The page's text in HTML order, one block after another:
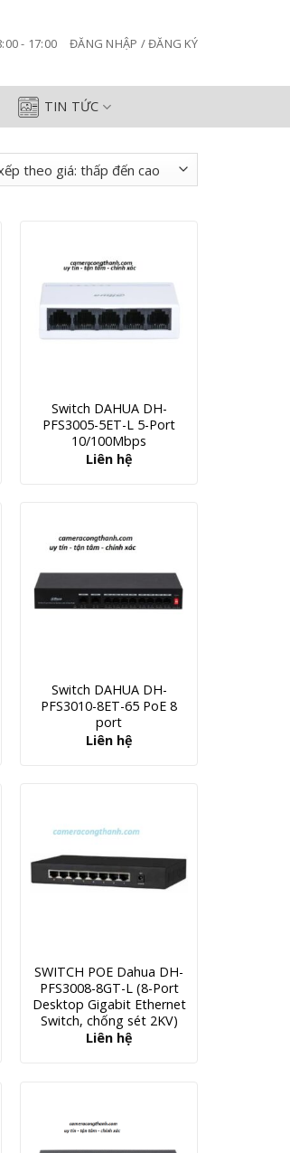
- 17:00 ĐĂNG NHẬP / ĐĂNG KÝ
TIN TỨC
Switch DAHUA DH-
PFS3005-5ET-L 5-Port
10/100Mbps
Liên hệ
Switch DAHUA DH-
PFS3010-8ET-65 PoE 8
port
Liên hệ
SWITCH POE Dahua DH-
PFS3008-8GT-L (8-Port
Desktop Gigabit Ethernet
Switch, chống sét 2KV)
Liên hệ